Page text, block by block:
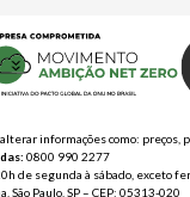
informações como:
0800 990 2277
de segunda à sábado, exceto
São Paulo, SP – CEP: 05313-020